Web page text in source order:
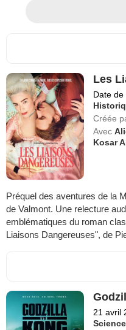
Les
Date
Créée
Avec
Kosar
Préquel des aventures de la
de Valmont. Une relecture
emblématiques du roman
Liaisons Dangereuses", de
21 avril